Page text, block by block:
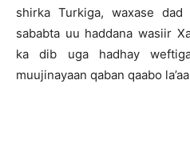
shirka Turkiga, waxase
sababta uu haddana wasiir
ka dib uga hadhay
muujinayaan qaban qaabo